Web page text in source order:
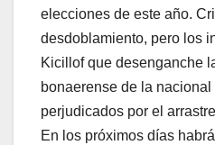
elecciones de este año.
desdoblamiento, pero los
Kicillof que desenganche
bonaerense de la
perjudicados por el
En los próximos días